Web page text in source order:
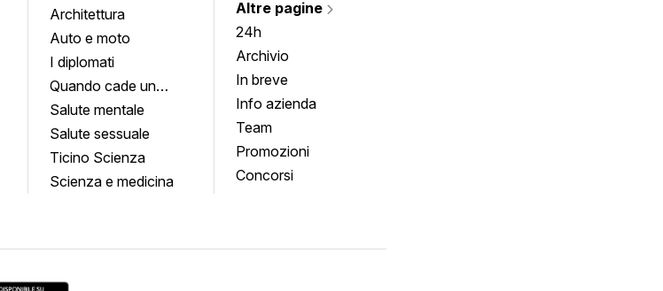
Architettura
Auto e moto
I diplomati
Quando cade un
quadro
Salute mentale
Salute sessuale
Ticino Scienza
Scienza e medicina
Altre pagine
24h
Archivio
In breve
Info azienda
Team
Promozioni
Concorsi